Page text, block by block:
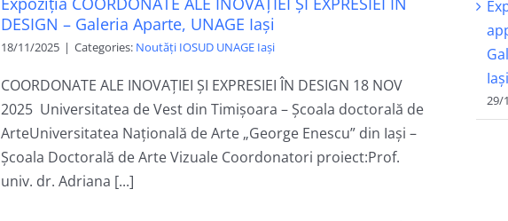
DESIGN – Galeria Aparte, UNAGE Iași
18/11/2025 | Categories: Noutăți IOSUD UNAGE Iași
COORDONATE ALE INOVAȚIEI ȘI EXPRESIEI ÎN DESIGN 18 NOV
2025 Universitatea de Vest din Timișoara – Școala doctorală de
ArteUniversitatea Națională de Arte „George Enescu” din Iași –
Școala Doctorală de Arte Vizuale Coordonatori proiect:Prof.
univ. dr. Adriana [...]
Iași
29/